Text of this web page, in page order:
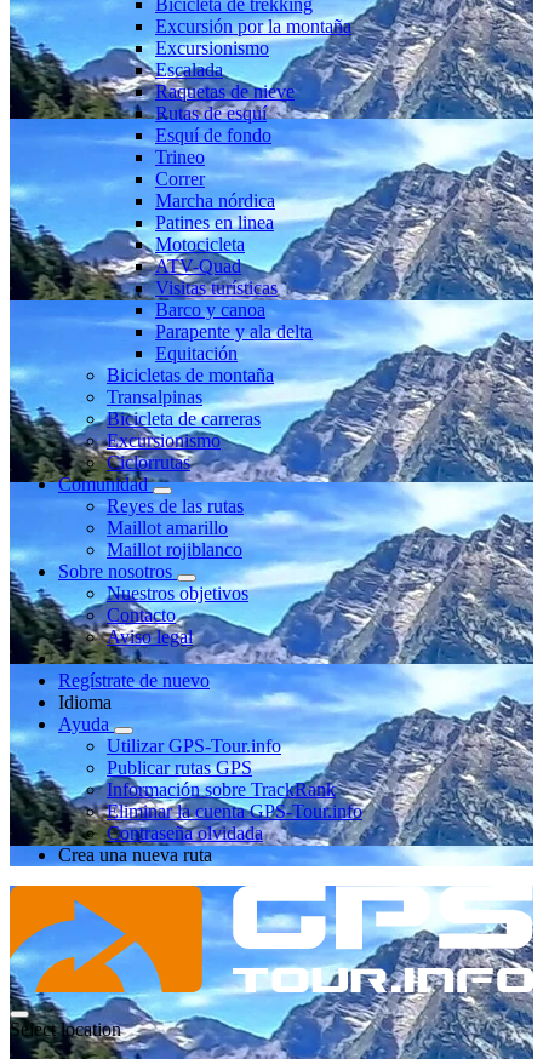
Excursión por la montaña
Excursionismo
Escalada
Raquetas de nieve
Rutas de esquí
Esquí de fondo
Trineo
Correr
Marcha nórdica
Patines en linea
Motocicleta
ATV-Quad
Visitas turísticas
Barco y canoa
Parapente y ala delta
Equitación
Bicicletas de montaña
Transalpinas
Bicicleta de carreras
Excursionismo
Ciclorrutas
Comunidad
Reyes de las rutas
Maillot amarillo
Maillot rojiblanco
Sobre nosotros
Nuestros objetivos
Contacto
Aviso legal
Regístrate de nuevo
Idioma
Ayuda
Utilizar GPS-Tour.info
Publicar rutas GPS
Información sobre TrackRank
Eliminar la cuenta GPS-Tour.info
Contraseña olvidada
Crea una nueva ruta
Select location